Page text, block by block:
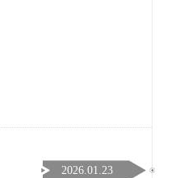
2026.01.23